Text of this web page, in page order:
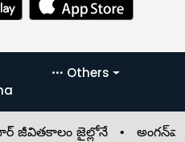
Others
జైల్లోనే •అంగన్‌వాడీలో